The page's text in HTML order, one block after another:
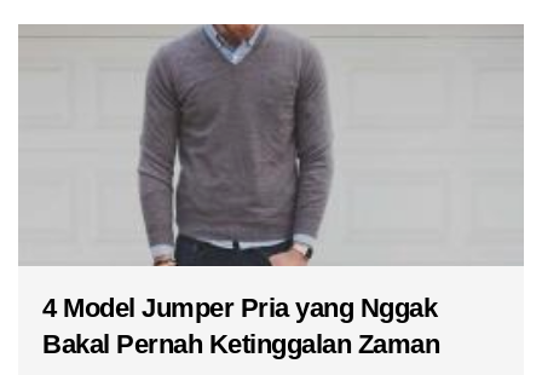
4 Model Jumper Pria yang Nggak
Bakal Pernah Ketinggalan Zaman